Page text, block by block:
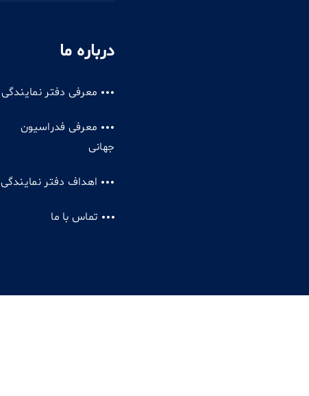
درباره ما
معرفی دفتر نمایندگی
معرفی فدراسیون
جهانی
اهداف دفتر نمایندگی
تماس با ما